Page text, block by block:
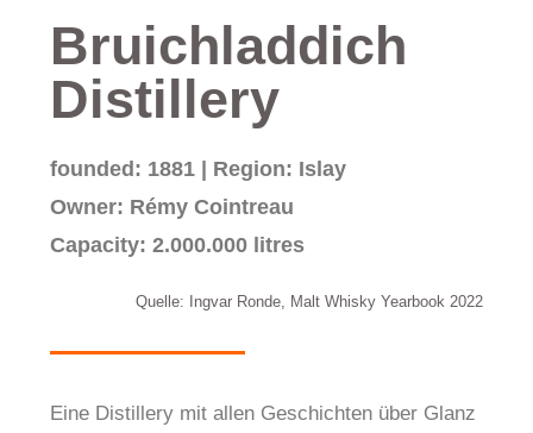
Bruichladdich
Distillery
founded: 1881 | Region: Islay
Owner: Rémy Cointreau
Capacity: 2.000.000 litres
Quelle: Ingvar Ronde, Malt Whisky Yearbook 2022
Eine Distillery mit allen Geschichten über Glanz